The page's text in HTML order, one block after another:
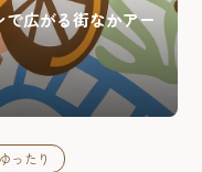
広がる街なかアー
ゆったり